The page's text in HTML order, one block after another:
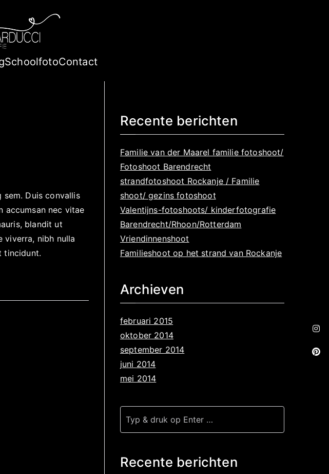
Garducci Fotografie
Garducci Fotografie » Newborn fotografie, familie en friends
SchoolfotoContact
sem. Duis convallis
accumsan nec vitae
blandit ut
viverra, nibh nulla
tincidunt.
Recente berichten
Familie van der Maarel familie fotoshoot/
Fotoshoot Barendrecht
strandfotoshoot Rockanje / Familie
shoot/ gezins fotoshoot
Valentijns-fotoshoots/ kinderfotografie
Barendrecht/Rhoon/Rotterdam
Vriendinnenshoot
Familieshoot op het strand van Rockanje
Archieven
februari 2015
oktober 2014
september 2014
juni 2014
mei 2014
Recente berichten